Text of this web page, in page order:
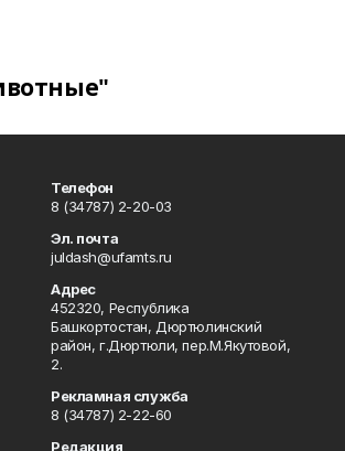
Телефон
8 (34787) 2-20-03
Эл. почта
juldash@ufamts.ru
Адрес
452320, Республика
Башкортостан, Дюртюлинский
район, г.Дюртюли, пер.М.Якутовой,
2.
Рекламная служба
8 (34787) 2-22-60
Редакция